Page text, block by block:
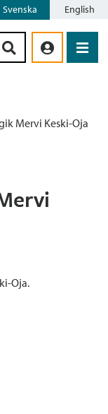
Svenska English
Mervi Keski-Oja
Oja.